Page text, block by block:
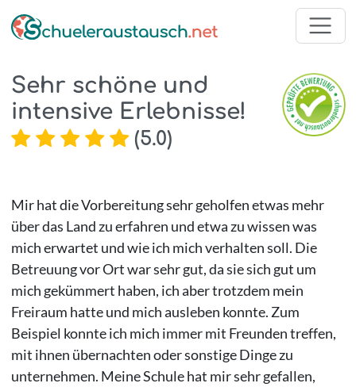
Sehr schöne und
intensive Erlebnisse!
(5.0)
Mir hat die Vorbereitung sehr geholfen etwas mehr
über das Land zu erfahren und etwa zu wissen was
mich erwartet und wie ich mich verhalten soll. Die
Betreuung vor Ort war sehr gut, da sie sich gut um
mich gekümmert haben, ich aber trotzdem mein
Freiraum hatte und mich ausleben konnte. Zum
Beispiel konnte ich mich immer mit Freunden treffen,
mit ihnen übernachten oder sonstige Dinge zu
unternehmen. Meine Schule hat mir sehr gefallen,